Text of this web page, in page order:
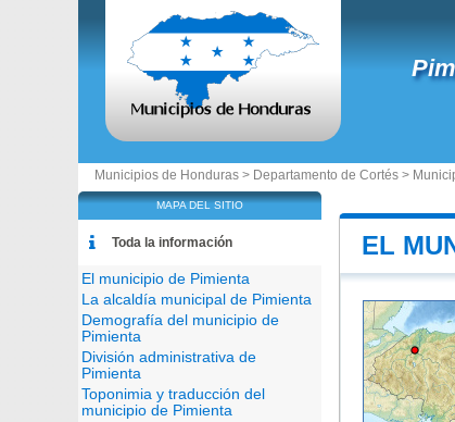
Municipios de Honduras > Departamento de Cortés >
EL
MAPA DEL SITIO
Toda la información
El municipio de Pimienta
La alcaldía municipal de Pimienta
Demografía del municipio de
Pimienta
División administrativa de
Pimienta
Toponimia y traducción del
municipio de Pimienta